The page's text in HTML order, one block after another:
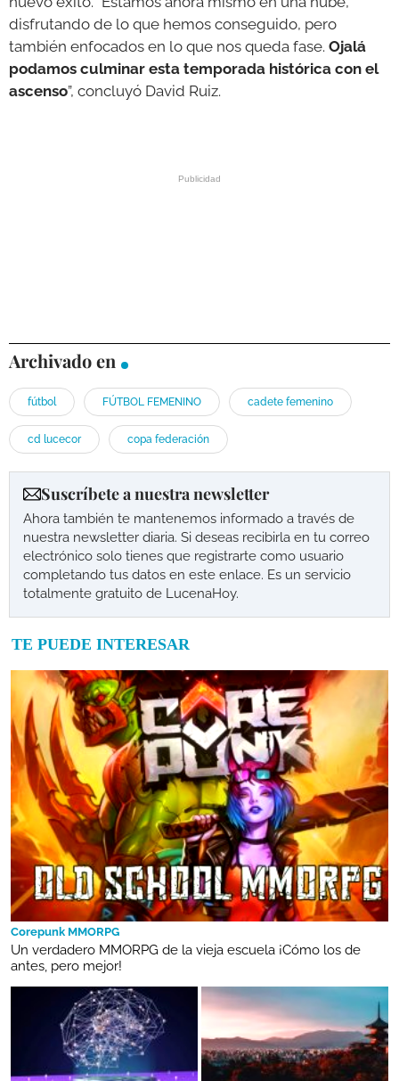
disfrutando de lo que hemos conseguido, pero
también enfocados en lo que nos queda fase. Ojalá
podamos culminar esta temporada histórica con el
ascenso”, concluyó David Ruiz.
Archivado en
fútbol FÚTBOL FEMENINO cadete femenino
cd lucecor copa federación
Suscríbete a nuestra newsletter
Ahora también te mantenemos informado a través de
nuestra newsletter diaria. Si deseas recibirla en tu correo
electrónico solo tienes que registrarte como usuario
completando tus datos en este enlace. Es un servicio
totalmente gratuito de LucenaHoy.
TE PUEDE INTERESAR
Corepunk MMORPG
Un verdadero MMORPG de la vieja escuela ¡Cómo los de
antes, pero mejor!